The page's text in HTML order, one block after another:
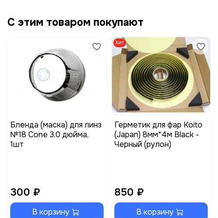
С этим товаром покупают
Бленда (маска) для линз
№18 Cone 3.0 дюйма,
1шт
300 ₽
В корзину
Хит
Герметик для фар Koito
(Japan) 8мм*4м Black -
Черный (рулон)
850 ₽
В корзину